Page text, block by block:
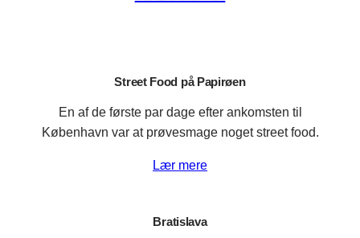
Street Food på Papirøen
En af de første par dage efter ankomsten til
København var at prøvesmage noget street food.
Lær mere
Bratislava